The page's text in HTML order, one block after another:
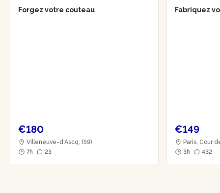
Forgez votre couteau
€180
Villeneuve-d'Ascq, (59)
7h
23
Fabriquez
€149
Paris, Cour
3h
432